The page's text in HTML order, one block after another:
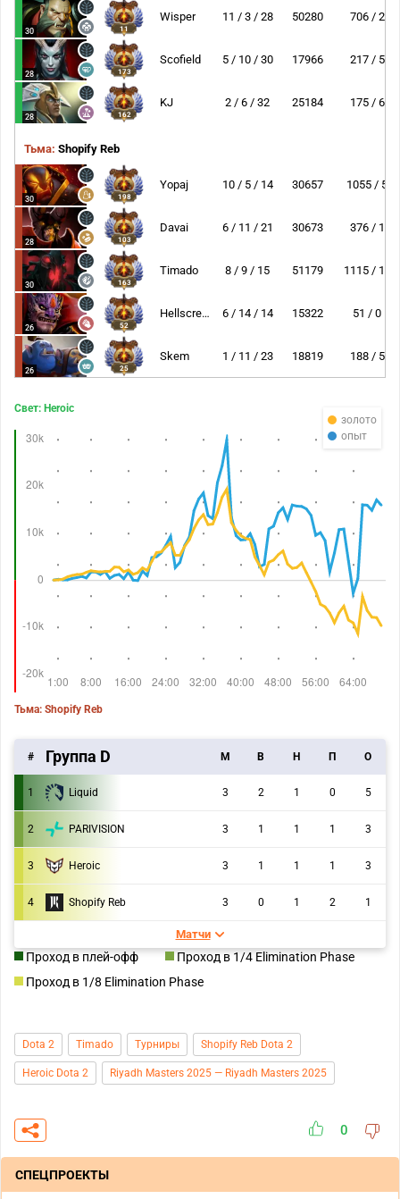
30 11
Wisper 11 / 3 / 28 50280 706 / 2
28 173
Scofield 5 / 10 / 30 17966 217 / 5
28 162
KJ 2 / 6 / 32 25184 175 / 6
Тьма: Shopify Reb
30 198
Yopaj 10 / 5 / 14 30657 1055 / 5
28 103
Davai 6 / 11 / 21 30673 376 / 1
30 163
Timado 8 / 9 / 15 51179 1115 / 13
26 52
Hellscream 6 / 14 / 14 15322 51 / 0
26 25
Skem 1 / 11 / 23 18819 188 / 5
золото
опыт
Свет: Heroic
Тьма: Shopify Reb
# Группа D M В Н П О
1 Liquid 3 2 1 0 5
2 PARIVISION 3 1 1 1 3
3 Heroic 3 1 1 1 3
4 Shopify Reb 3 0 1 2 1
Матчи
Проход в плей-офф
Проход в 1/4 Elimination Phase
Проход в 1/8 Elimination Phase
Dota 2 Timado Турниры Shopify Reb Dota 2
Heroic Dota 2 Riyadh Masters 2025 — Riyadh Masters 2025
0
СПЕЦПРОЕКТЫ